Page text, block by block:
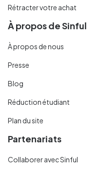
Rétracter votre achat
À propos de Sinful
À propos de nous
Presse
Blog
Réduction étudiant
Plan du site
Partenariats
Collaborer avec Sinful